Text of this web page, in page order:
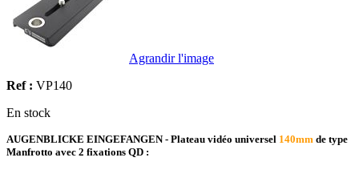
Agrandir l'image
Ref : VP140
En stock
AUGENBLICKE EINGEFANGEN - Plateau vidéo universel 140mm de type
Manfrotto avec 2 fixations QD :